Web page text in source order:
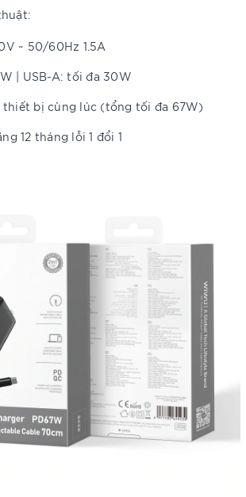
~ 50/60Hz 1.5A
| USB-A: tối đa 30W
thiết bị cùng lúc (tổng tối đa 67W)
12 tháng lỗi 1 đổi 1